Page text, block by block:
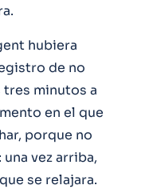
hubiera
de no
minutos a
en el que
porque no
vez arriba,
se relajara.